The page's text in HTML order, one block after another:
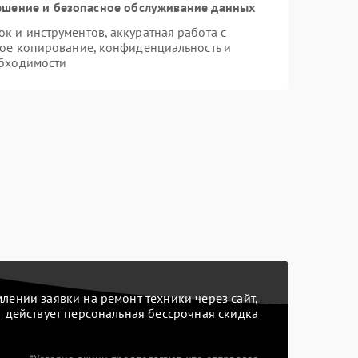
и безопасное обслуживание данных
инструментов, аккуратная работа с
копирование, конфиденциальность и
заявки на ремонт техники через сайт,
действует персональная бессрочная скидка